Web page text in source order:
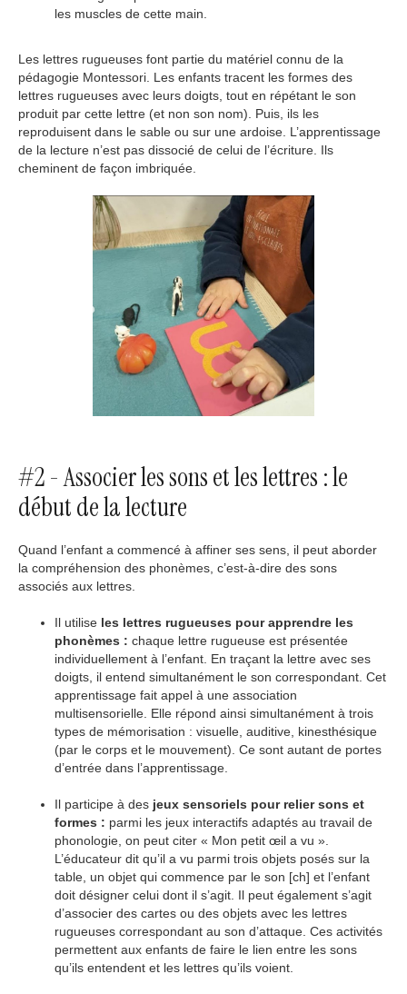
les muscles de cette main.
Les lettres rugueuses font partie du matériel connu de la
pédagogie Montessori. Les enfants tracent les formes des
lettres rugueuses avec leurs doigts, tout en répétant le son
produit par cette lettre (et non son nom). Puis, ils les
reproduisent dans le sable ou sur une ardoise. L’apprentissage
de la lecture n’est pas dissocié de celui de l’écriture. Ils
cheminent de façon imbriquée.
#2 - Associer les sons et les lettres : le
début de la lecture
Quand l’enfant a commencé à affiner ses sens, il peut aborder
la compréhension des phonèmes, c’est-à-dire des sons
associés aux lettres.
Il utilise les lettres rugueuses pour apprendre les
phonèmes : chaque lettre rugueuse est présentée
individuellement à l’enfant. En traçant la lettre avec ses
doigts, il entend simultanément le son correspondant. Cet
apprentissage fait appel à une association
multisensorielle. Elle répond ainsi simultanément à trois
types de mémorisation : visuelle, auditive, kinesthésique
(par le corps et le mouvement). Ce sont autant de portes
d’entrée dans l’apprentissage.
Il participe à des jeux sensoriels pour relier sons et
formes : parmi les jeux interactifs adaptés au travail de
phonologie, on peut citer « Mon petit œil a vu ».
L’éducateur dit qu’il a vu parmi trois objets posés sur la
table, un objet qui commence par le son [ch] et l’enfant
doit désigner celui dont il s’agit. Il peut également s’agit
d’associer des cartes ou des objets avec les lettres
rugueuses correspondant au son d’attaque. Ces activités
permettent aux enfants de faire le lien entre les sons
qu’ils entendent et les lettres qu’ils voient.